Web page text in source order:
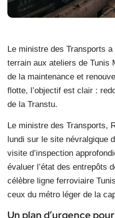
Le ministre des Transports
terrain aux ateliers de Tunis
de la maintenance et
flotte, l’objectif est clair :
de la Transtu.
Le ministre des Transports,
lundi sur le site névralgique
visite d’inspection
évaluer l’état des entrepôts
célèbre ligne ferroviaire
ceux du métro léger de la
Un plan d’urgence